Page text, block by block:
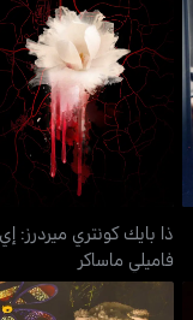
ذا بايك كونتري ميردرز:
فاميلي ماساكر
ذا بايك كونتري ميردرز: إي
فاميلي ماساكر